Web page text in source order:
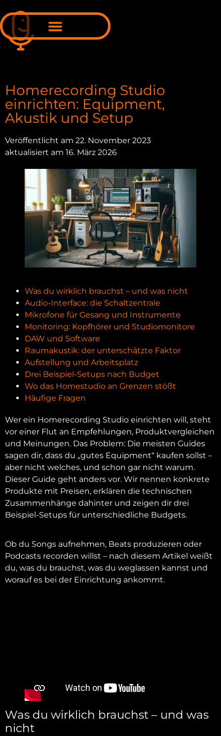
Homerecording Studio
einrichten: Equipment,
Akustik und Setup
Veröffentlicht am 22. November 2023
aktualisiert am 16. März 2026
Was du wirklich brauchst – und was nicht
Audio-Interface: die Schaltzentrale
Mikrofone für Gesang und Instrumente
Monitoring: Kopfhörer und Studiomonitore
DAW und Software
Raumakustik: der unterschätzte Faktor
Aufstellung und Arbeitsplatz
Drei Beispiel-Setups nach Budget
Wo das Homestudio an Grenzen stößt
Häufige Fragen
Wer ein Homerecording Studio einrichten will, steht
vor einer Flut an Empfehlungen, Produktvergleichen
und Meinungen. Das Problem: Die meisten Guides
sagen dir, dass du „gutes Equipment“ kaufen sollst –
aber nicht welches, und schon gar nicht warum.
Dieser Guide geht anders vor. Wir nennen konkrete
Produkte mit Preisen, erklären die technischen
Zusammenhänge dahinter und zeigen dir drei
Beispiel-Setups für unterschiedliche Budgets.
Ob du Songs aufnehmen, Beats produzieren oder
Podcasts recorden willst – nach diesem Artikel weißt
du, was du brauchst, was du weglassen kannst und
worauf es bei der Einrichtung ankommt.
Was du wirklich brauchst – und was
nicht